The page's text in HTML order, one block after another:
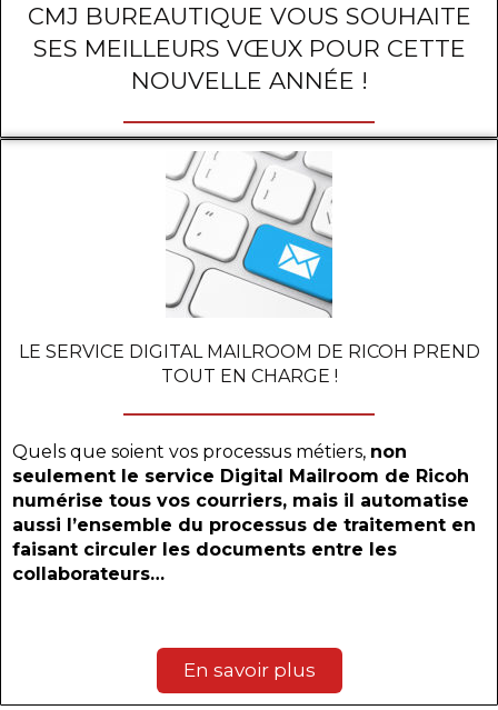
CMJ BUREAUTIQUE VOUS SOUHAITE
SES MEILLEURS VŒUX POUR CETTE
NOUVELLE ANNÉE !
LE SERVICE DIGITAL MAILROOM DE RICOH PREND
TOUT EN CHARGE !
Quels que soient vos processus métiers, non
seulement le service Digital Mailroom de Ricoh
numérise tous vos courriers, mais il automatise
aussi l’ensemble du processus de traitement en
faisant circuler les documents entre les
collaborateurs…
En savoir plus